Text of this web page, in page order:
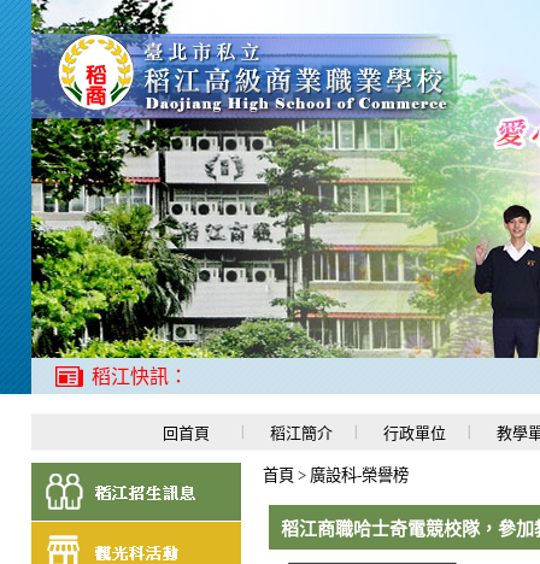
稻江快訊：
回首頁 稻江簡介 行政單位 教學
首頁 > 廣設科-榮譽榜
稻江商職哈士奇電競校隊，參